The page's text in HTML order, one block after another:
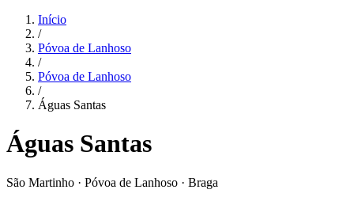
Início
/
Póvoa de Lanhoso
/
Póvoa de Lanhoso
/
Águas Santas
Águas Santas
São Martinho · Póvoa de Lanhoso · Braga